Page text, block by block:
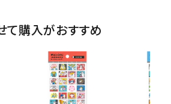
て購入がおすすめ